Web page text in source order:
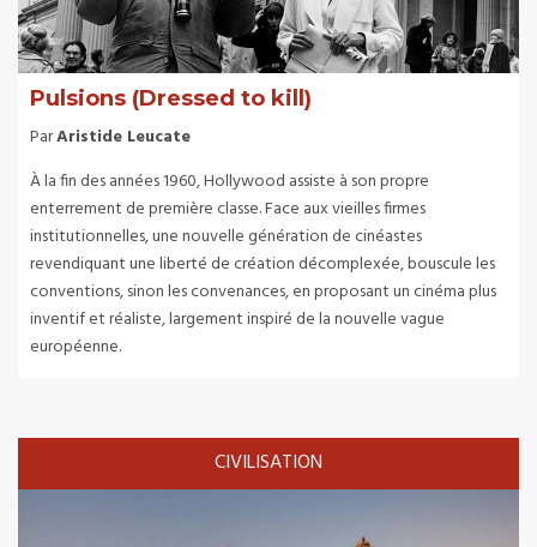
Pulsions (Dressed to kill)
ParAristide Leucate
À la fin des années 1960, Hollywood assiste à son propre
enterrement de première classe. Face aux vieilles firmes
institutionnelles, une nouvelle génération de cinéastes
revendiquant une liberté de création décomplexée, bouscule les
conventions, sinon les convenances, en proposant un cinéma plus
inventif et réaliste, largement inspiré de la nouvelle vague
européenne.
CIVILISATION